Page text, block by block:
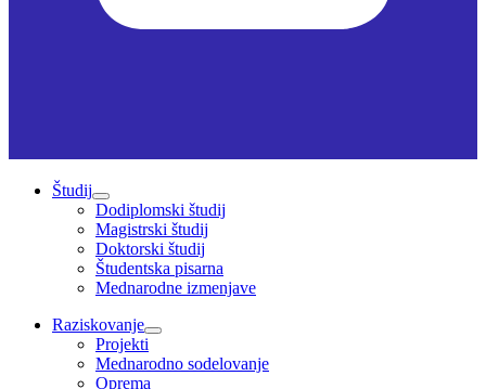
Študij
Dodiplomski študij
Magistrski študij
Doktorski študij
Študentska pisarna
Mednarodne izmenjave
Raziskovanje
Projekti
Mednarodno sodelovanje
Oprema